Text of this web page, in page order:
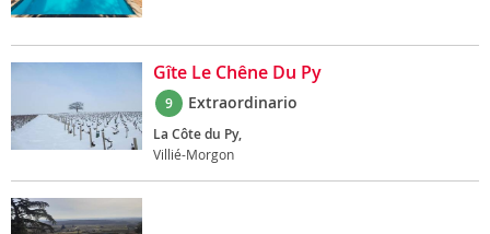
Gîte Le Chêne Du Py
9 Extraordinario
La Côte du Py,
Villié-Morgon